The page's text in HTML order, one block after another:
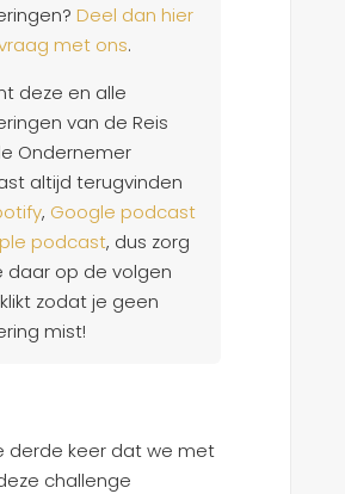
Deel dan hier
met ons.
deze en alle
van de Reis
Ondernemer
altijd terugvinden
, Google podcast
podcast, dus zorg
daar op de volgen
zodat je geen
mist!
derde keer dat we met
challenge